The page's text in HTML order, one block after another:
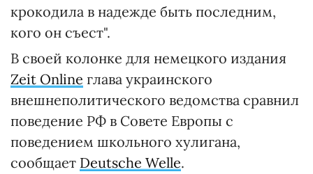
крокодила в надежде быть последним,
кого он съест".
В своей колонке для немецкого издания
Zeit Online глава украинского
внешнеполитического ведомства сравнил
поведение РФ в Совете Европы с
поведением школьного хулигана,
сообщает Deutsche Welle.